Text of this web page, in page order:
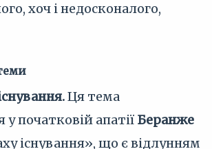
хоч і недосконалого,
Ця тема
початковій апатії Беранже
існування», що є відлунням